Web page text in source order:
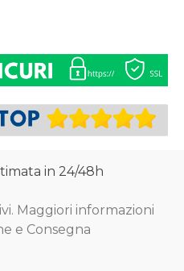
in 24/48h
Maggiori informazioni
e Consegna